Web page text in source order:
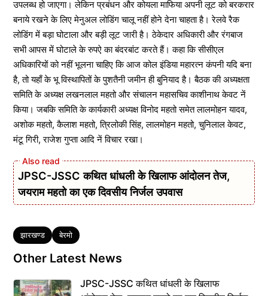
उपलब्ध हो जाएगा। लेकिन प्रबंधन और कोयला माफिया अपनी लूट को बरकरार
बनाये रखने के लिए मेनुअल लोडिंग चालू नहीं होने देना चाहता है। रेलवे रैक
लोडिंग में बड़ा घोटाला और बड़ी लूट जारी है। ठेकेदार अधिकारी और रंगबाज
सभी आपस में घोटाले के रुपऐ का बंदरबांट करते हैं। कहा कि सीसीएल
अधिकारियों को नहीं भूलना चाहिए कि आज कोल इंडिया महारत्न कंपनी यदि बना
है, तो यहाँ के भू विस्थापितों के पुशतैनी जमीन ही बुनियाद है। बैठक की अध्यक्षता
समिति के अध्यक्ष लखनलाल महतो और संचालन महासचिव काशीनाथ केवट नें
किया। जबकि समिति के कार्यकारी अध्यक्ष विनोद महतो समेत लालमोहन यादव,
अशोक महतो, कैलाश महतो, त्रिलोकी सिंह, लालमोहन महतो, चुनिलाल केवट,
मंटू गिरी, राजेश गुप्ता आदि नें विचार रखा।
JPSC-JSSC कथित धांधली के खिलाफ आंदोलन तेज,
जयराम महतो का एक दिवसीय निर्जल उपवास
Tags
झारखण्ड बेरमो
Other Latest News
JPSC-JSSC कथित धांधली के खिलाफ